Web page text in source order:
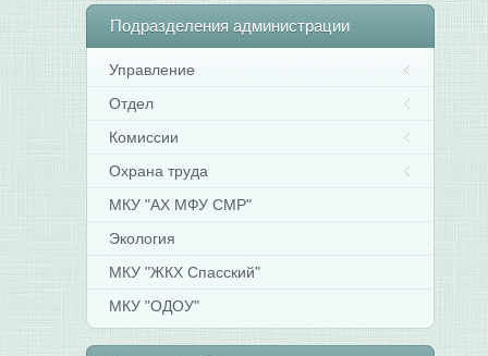
Подразделения администрации
Управление
Отдел
Комиссии
Охрана труда
МКУ "АХ МФУ СМР"
Экология
МКУ "ЖКХ Спасский"
МКУ "ОДОУ"